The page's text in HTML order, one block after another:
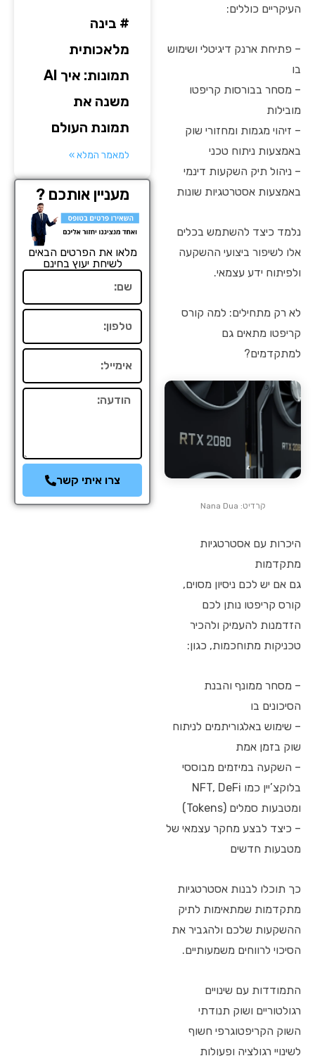
העיקריים כוללים:
– פתיחת ארנק דיגיטלי ושימוש
בו
– מסחר בבורסות קריפטו
מובילות
– זיהוי מגמות ומחזורי שוק
באמצעות ניתוח טכני
– ניהול תיק השקעות דינמי
באמצעות אסטרטגיות שונות
נלמד כיצד להשתמש בכלים
אלו לשיפור ביצועי ההשקעה
ולפיתוח ידע עצמאי.
לא רק מתחילים: למה קורס
קריפטו מתאים גם
למתקדמים?
קרדיט: Nana Dua
היכרות עם אסטרטגיות
מתקדמות
גם אם יש לכם ניסיון מסוים,
קורס קריפטו נותן לכם
הזדמנות להעמיק ולהכיר
טכניקות מתוחכמות, כגון:
– מסחר ממונף והבנת
הסיכונים בו
– שימוש באלגוריתמים לניתוח
שוק בזמן אמת
– השקעה במיזמים מבוססי
בלוקצ’יין כמו NFT, DeFi
ומטבעות סמלים (Tokens)
– כיצד לבצע מחקר עצמאי של
מטבעות חדשים
כך תוכלו לבנות אסטרטגיות
מתקדמות שמתאימות לתיק
ההשקעות שלכם ולהגביר את
הסיכוי לרווחים משמעותיים.
התמודדות עם שינויים
רגולטוריים ושוק תנודתי
השוק הקריפטוגרפי חשוף
לשינויי רגולציה ופעולות
# בינה
מלאכותית
תמונות: איך AI
משנה את
תמונת העולם
למאמר המלא »
מעניין אותכם ?
מלאו את הפרטים הבאים
לשיחת יעוץ בחינם
הודעה
צרו איתי קשר